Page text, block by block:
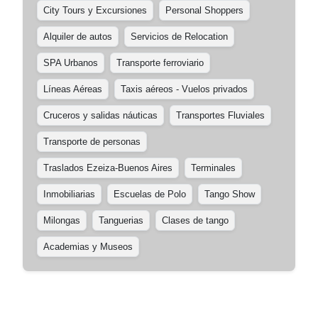
City Tours y Excursiones Personal Shoppers
Alquiler de autos Servicios de Relocation
SPA Urbanos Transporte ferroviario
Líneas Aéreas Taxis aéreos - Vuelos privados
Cruceros y salidas náuticas Transportes Fluviales
Transporte de personas
Traslados Ezeiza-Buenos Aires Terminales
Inmobiliarias Escuelas de Polo Tango Show
Milongas Tanguerias Clases de tango
Academias y Museos